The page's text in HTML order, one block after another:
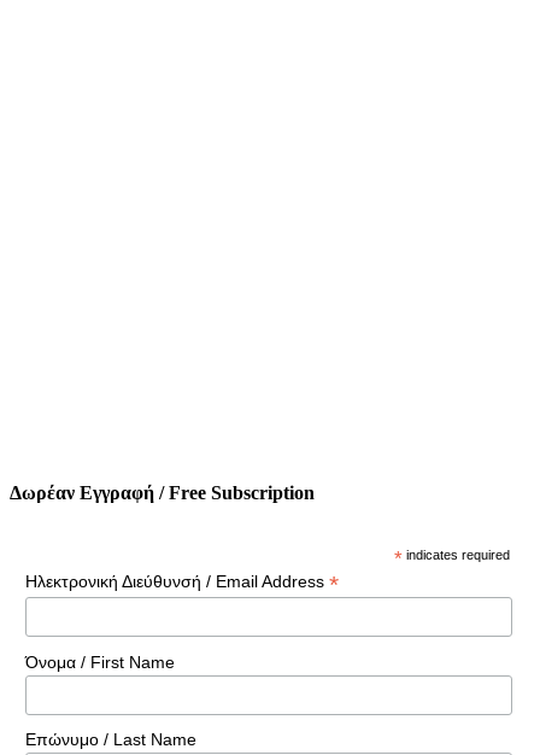
Δωρέαν Εγγραφή / Free Subscription
* indicates required
Ηλεκτρονική Διεύθυνσή / Email Address *
Όνομα / First Name
Επώνυμο / Last Name